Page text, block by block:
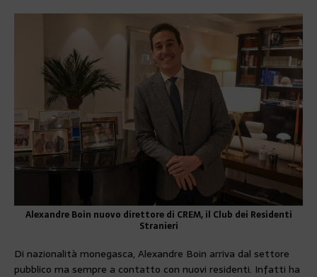
Alexandre Boin nuovo direttore di CREM, il Club dei Residenti
Stranieri
Di nazionalità monegasca, Alexandre Boin arriva dal settore
pubblico ma sempre a contatto con nuovi residenti. Infatti ha